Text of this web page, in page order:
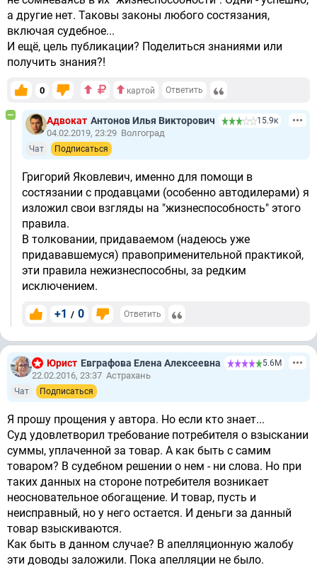
а другие нет. Таковы законы любого состязания,
включая судебное...
И ещё, цель публикации? Поделиться знаниями или
получить знания?!
0 картой Ответить
Адвокат Антонов Илья Викторович 15.9к
04.02.2019, 23:29 Волгоград
Чат Подписаться
Григорий Яковлевич, именно для помощи в
состязании с продавцами (особенно автодилерами) я
изложил свои взгляды на "жизнеспособность" этого
правила.
В толковании, придаваемом (надеюсь уже
придававшемуся) правоприменительной практикой,
эти правила нежизнеспособны, за редким
исключением.
+1 / 0 Ответить
Юрист Евграфова Елена Алексеевна 5.6М
22.02.2016, 23:37 Астрахань
Чат Подписаться
Я прошу прощения у автора. Но если кто знает...
Суд удовлетворил требование потребителя о взыскании
суммы, уплаченной за товар. А как быть с самим
товаром? В судебном решении о нем - ни слова. Но при
таких данных на стороне потребителя возникает
неосновательное обогащение. И товар, пусть и
неисправный, но у него остается. И деньги за данный
товар взыскиваются.
Как быть в данном случае? В апелляционную жалобу
эти доводы заложили. Пока апелляции не было.